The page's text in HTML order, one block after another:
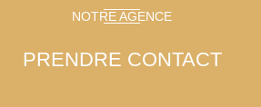
NOTRE AGENCE
PRENDRE CONTACT